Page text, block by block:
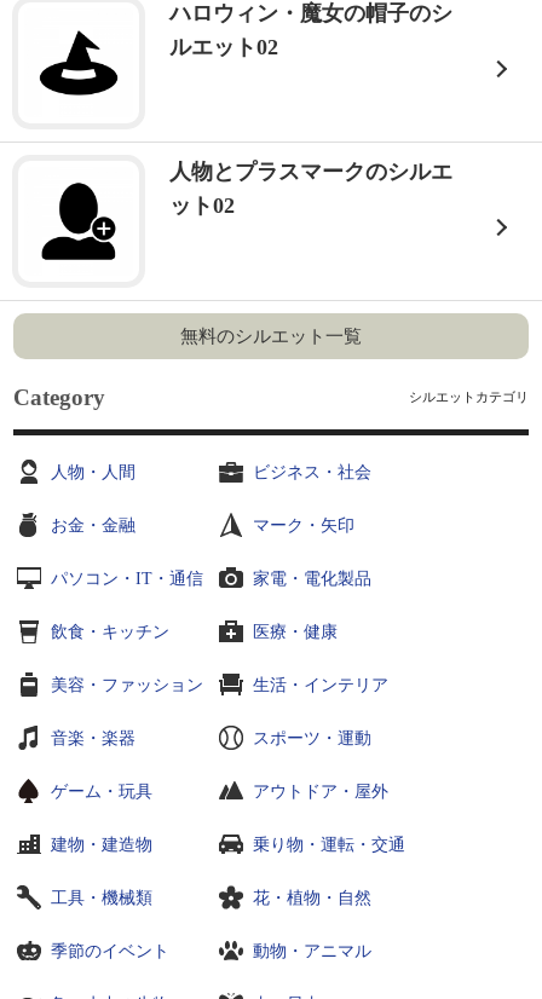
ハロウィン・魔女の帽子のシ
ルエット02
人物とプラスマークのシルエ
ット02
無料のシルエット一覧
Category シルエットカテゴリ
人物・人間 ビジネス・社会
お金・金融 マーク・矢印
パソコン・IT・通信 家電・電化製品
飲食・キッチン 医療・健康
美容・ファッション 生活・インテリア
音楽・楽器 スポーツ・運動
ゲーム・玩具 アウトドア・屋外
建物・建造物 乗り物・運転・交通
工具・機械類 花・植物・自然
季節のイベント 動物・アニマル